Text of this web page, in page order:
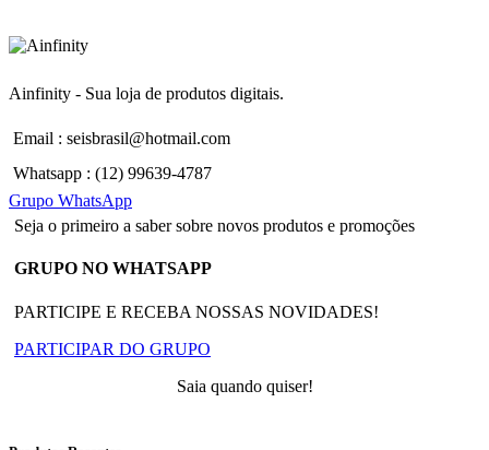
Ainfinity - Sua loja de produtos digitais.
Email : seisbrasil@hotmail.com
Whatsapp : (12) 99639-4787
Grupo WhatsApp
Seja o primeiro a saber sobre novos produtos e promoções
GRUPO NO WHATSAPP
PARTICIPE E RECEBA NOSSAS NOVIDADES!
PARTICIPAR DO GRUPO
Saia quando quiser!